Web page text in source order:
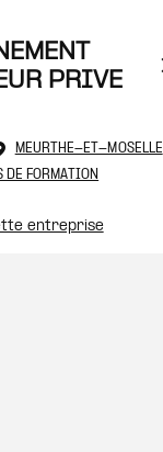
PRIVE
MEURTHE-ET-MOSELLE
DE FORMATION
entreprise